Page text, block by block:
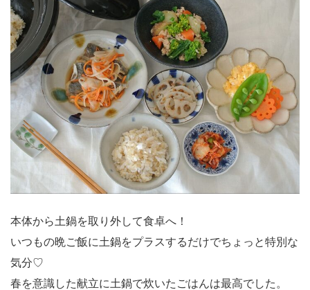
本体から土鍋を取り外して食卓へ！
いつもの晩ご飯に土鍋をプラスするだけでちょっと特別な
気分♡
春を意識した献立に土鍋で炊いたごはんは最高でした。